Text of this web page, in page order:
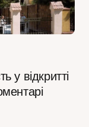
відкритті